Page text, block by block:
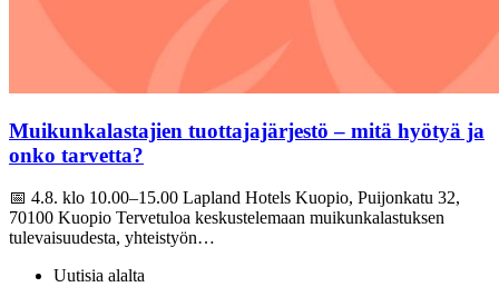
Muikunkalastajien tuottajajärjestö – mitä hyötyä ja
onko tarvetta?
📅 4.8. klo 10.00–15.00 Lapland Hotels Kuopio, Puijonkatu 32,
70100 Kuopio Tervetuloa keskustelemaan muikunkalastuksen
tulevaisuudesta, yhteistyön…
Uutisia alalta